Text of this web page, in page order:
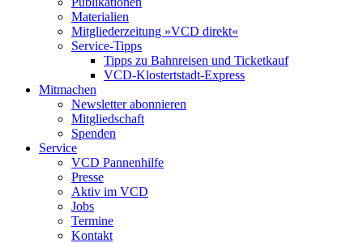
Materialien
Mitgliederzeitung »VCD direkt«
Service-Tipps
Tipps zu Bahnreisen und Ticketkauf
VCD-Klostertstadt-Express
Mitmachen
Newsletter abonnieren
Mitgliedschaft
Spenden
Service
VCD Pannenhilfe
Presse
Aktiv im VCD
Jobs
Termine
Kontakt